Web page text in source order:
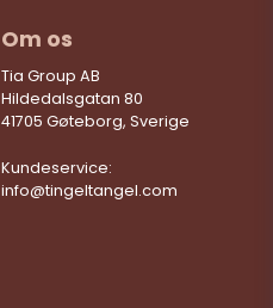
Om os
Tia Group AB
Hildedalsgatan 80
41705 Gøteborg, Sverige
Kundeservice:
info@tingeltangel.com